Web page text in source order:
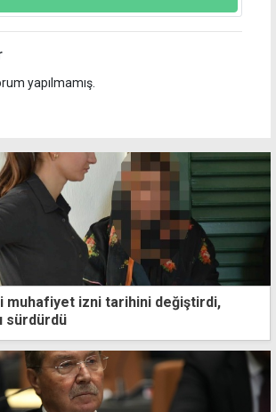
yapılmamış.
muhafiyet izni tarihini değiştirdi,
sürdürdü